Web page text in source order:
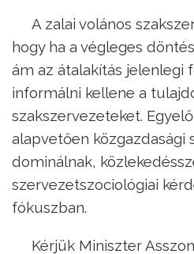
A zalai volános
hogy ha a végleges
ám az átalakítás jelenlegi
informálni kellene a
szakszervezeteket.
alapvetően közgazdasági
dominálnak,
szervezetszociológiai
fókuszban.
Kérjük Miniszter